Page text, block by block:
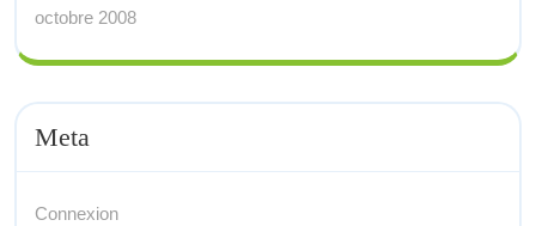
octobre 2008
Meta
Connexion